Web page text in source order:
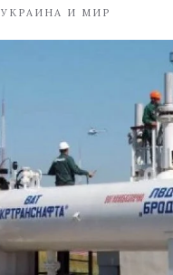
УКРАИНА И МИР